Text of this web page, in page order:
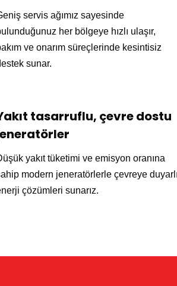
servis ağımız sayesinde
her bölgeye hızlı ulaşır,
ve onarım süreçlerinde kesintisiz
sunar.
tasarruflu, çevre dostu
yakıt tüketimi ve emisyon oranına
modern jeneratörlerle çevreye duyarlı
çözümleri sunarız.